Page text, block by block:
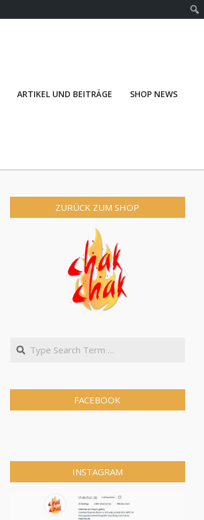
ARTIKEL UND BEITRÄGE SHOP NEWS
ZURÜCK ZUM SHOP
FACEBOOK
INSTAGRAM